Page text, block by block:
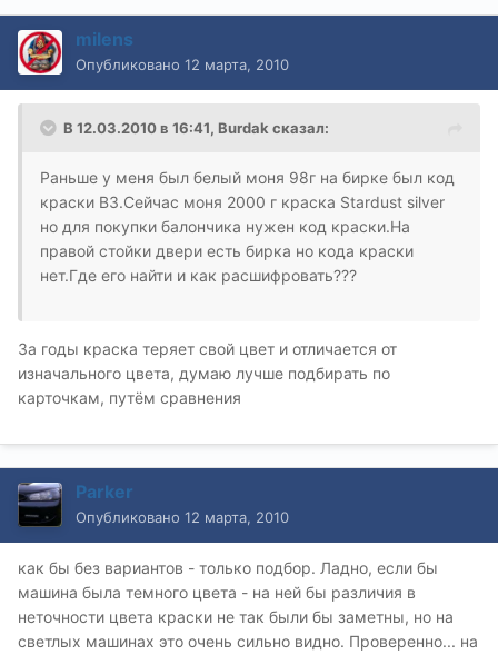
milens
Опубликовано 12 марта, 2010
В 12.03.2010 в 16:41, Burdak сказал:
Раньше у меня был белый моня 98г на бирке был код
краски В3.Сейчас моня 2000 г краска Stardust silver
но для покупки балончика нужен код краски.На
правой стойки двери есть бирка но кода краски
нет.Где его найти и как расшифровать???
За годы краска теряет свой цвет и отличается от
изначального цвета, думаю лучше подбирать по
карточкам, путём сравнения
Parker
Опубликовано 12 марта, 2010
как бы без вариантов - только подбор. Ладно, если бы
машина была темного цвета - на ней бы различия в
неточности цвета краски не так были бы заметны, но на
светлых машинах это очень сильно видно. Проверенно... на